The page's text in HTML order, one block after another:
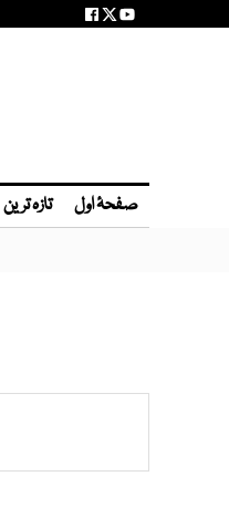
صفحۂ اول تازہ ترین